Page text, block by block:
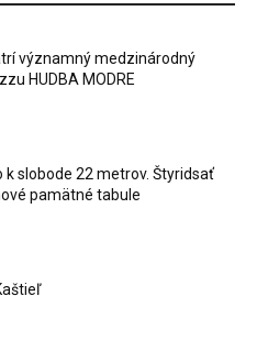
významný medzinárodný
HUDBA MODRE
slobode 22 metrov. Štyridsať
pamätné tabule